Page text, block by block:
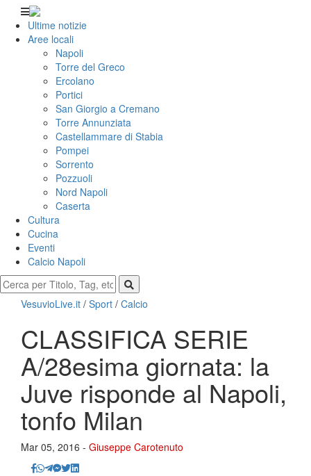
Ultime notizie
Aree locali
Napoli
Torre del Greco
Ercolano
Portici
San Giorgio a Cremano
Torre Annunziata
Castellammare di Stabia
Pompei
Sorrento
Pozzuoli
Nord Napoli
Caserta
Cultura
Cucina
Eventi
Calcio Napoli
VesuvioLive.it / Sport / Calcio
CLASSIFICA SERIE
A/28esima giornata: la
Juve risponde al Napoli,
tonfo Milan
Mar 05, 2016 - Giuseppe Carotenuto